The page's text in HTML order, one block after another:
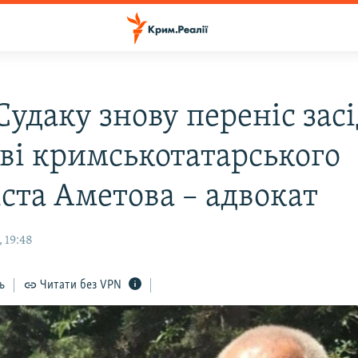
знову переніс
кримськотатарського
Аметова – адвокат
19:48
Читати без VPN